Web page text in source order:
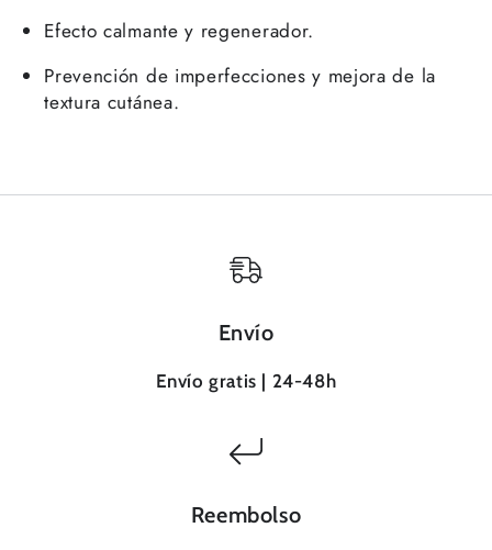
Efecto calmante y regenerador.
Prevención de imperfecciones y mejora de la
textura cutánea.
Envío
Envío gratis | 24-48h
Reembolso
Se requiere iniciar sesión
Inicie sesión en su cuenta para agregar
Acceso